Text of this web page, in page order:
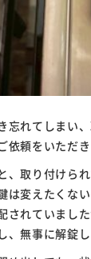
忘れてしまい
依頼をいただき
、取り付けら
は変えたくな
されていまし
、無事に解錠し